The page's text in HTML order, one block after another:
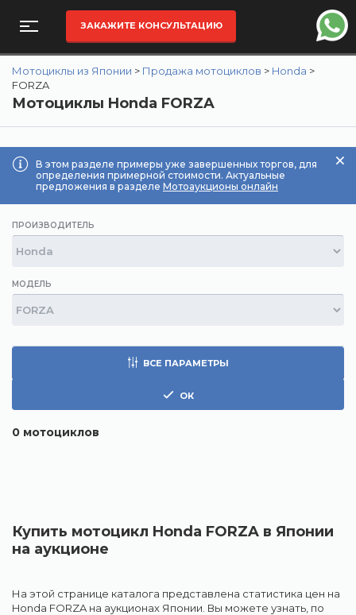
ЗАКАЖИТЕ КОНСУЛЬТАЦИЮ
Мотоциклы из Японии > Продажа мотоциклов > Honda >
FORZA
Мотоциклы Honda FORZA
В этом разделе примеры уже завершенных торгов, для
определения примерной стоимости. Актуальные
предложения в разделе Мотоаукционы онлайн
ПРОИЗВОДИТЕЛЬ
МОДЕЛЬ
ВСЕ ПАРАМЕТРЫ
ОК
0 мотоциклов
Купить мотоцикл Honda FORZA в Японии
на аукционе
На этой странице каталога представлена статистика цен на
Honda FORZA на аукционах Японии. Вы можете узнать, по